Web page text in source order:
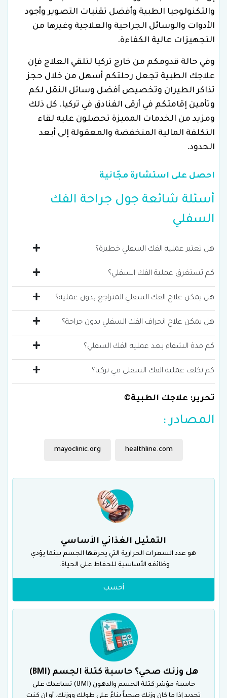
والتكنولوجيا الطبية وأفضل تقنيات التصوير وأجود
الأدوات والوسائل الجراحية والعلاجية وغيرها من
التجهيزات عالية الكفاءة.
وفي حالة قدومكم من خارج تركيا لتلقي العلاج فإن
علاجك الطبية تجعل رحلتكم أسهل من خلال حجز
تذاكر الطيران وتخصيص أفضل وسائل النقل لكم
وتأمين إقامتكم في أرقى الفنادق في تركيا. كل ذلك
ومزيد من الخدمات المميزة تحصلون عليه لقاء
التكلفة المالية المنخفضة والمعقولة إلى أبعد
الحدود.
احصل على استشارة مجّانية
أسئلة شائعة جول جراحة الفك
السفلي
هل تعتبر عملية الفك السفلي خطيرة؟
كم تستغرق عملية الفك السفلي؟
هل يمكن علاج الفك السفلي المتراجع بدون عملية؟
هل يمكن علاج انحراف الفك السفلي بدون جراحة؟
كم مدة الشفاء بعد عملية الفك السفلي؟
كم تكلف عملية الفك السفلي في تركيا؟
تحرير: علاجك الطبية©
المصادر :
healthline.com
mayoclinic.org
التمثيل الغذائي الأساسي
هو عدد السعرات الحرارية التي يحرقها الجسم بينما يؤدي
وظائفه الأساسية للحفاظ على الحياة.
أحسب
هل وزنك صحي؟ حاسبة كتلة الجسم (BMI)
حاسبة مؤشر كتلة الجسم والدهون (BMI) تساعدك على
تحديد إذا ما كان وزنك صحياً بناءً على طولك ووزنك. أو ان كنت